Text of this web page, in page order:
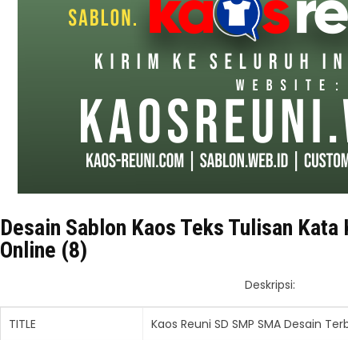
Desain Sablon Kaos Teks Tulisan Kata
Online (8)
Deskripsi:
TITLE Kaos Reuni SD SMP SMA Desain